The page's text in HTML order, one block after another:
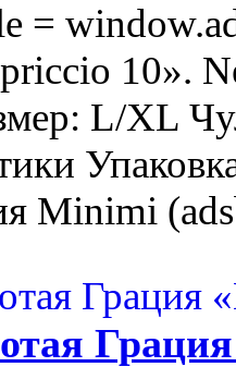
=
10».
L/XL
Minimi